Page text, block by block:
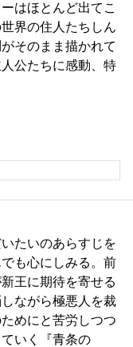
はほとんど出てこ
界の住人たちしん
そのまま描かれて
公たちに感動、特
たいのあらすじを
も心にしみる。前
王に期待を寄せる
ながら極悪人を裁
めにと苦労しつつ
いく『青条の